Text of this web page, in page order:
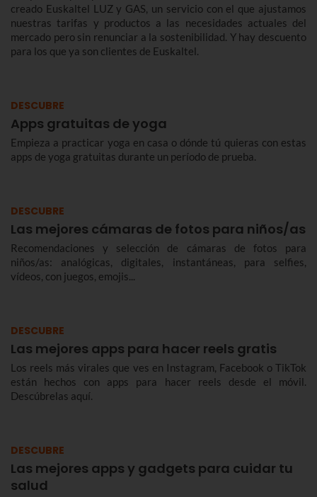
creado Euskaltel LUZ y GAS, un servicio con el que ajustamos
nuestras tarifas y productos a las necesidades actuales del
mercado pero sin renunciar a la sostenibilidad. Y hay descuento
para los que ya son clientes de Euskaltel.
DESCUBRE
Apps gratuitas de yoga
Empieza a practicar yoga en casa o dónde tú quieras con estas
apps de yoga gratuitas durante un período de prueba.
DESCUBRE
Las mejores cámaras de fotos para niños/as
Recomendaciones y selección de cámaras de fotos para
niños/as: analógicas, digitales, instantáneas, para selfies,
vídeos, con juegos, emojis...
DESCUBRE
Las mejores apps para hacer reels gratis
Los reels más virales que ves en Instagram, Facebook o TikTok
están hechos con apps para hacer reels desde el móvil.
Descúbrelas aquí.
DESCUBRE
Las mejores apps y gadgets para cuidar tu
salud